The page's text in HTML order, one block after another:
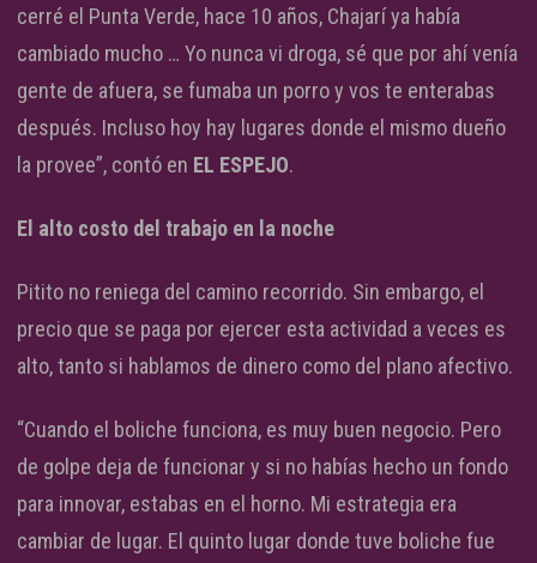
cerré el Punta Verde, hace 10 años, Chajarí ya había
cambiado mucho … Yo nunca vi droga, sé que por ahí venía
gente de afuera, se fumaba un porro y vos te enterabas
después. Incluso hoy hay lugares donde el mismo dueño
la provee”, contó en EL ESPEJO.
El alto costo del trabajo en la noche
Pitito no reniega del camino recorrido. Sin embargo, el
precio que se paga por ejercer esta actividad a veces es
alto, tanto si hablamos de dinero como del plano afectivo.
“Cuando el boliche funciona, es muy buen negocio. Pero
de golpe deja de funcionar y si no habías hecho un fondo
para innovar, estabas en el horno. Mi estrategia era
cambiar de lugar. El quinto lugar donde tuve boliche fue